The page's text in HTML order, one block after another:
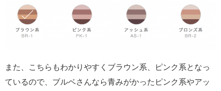
また、こちらもわかりやすくブラウン系、ピンク系となっ
ているので、ブルベさんなら青みがかったピンク系やアッ